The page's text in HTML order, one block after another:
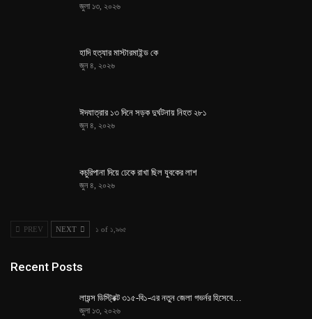
জুলা ১৩, ২০২৬
হাদি হত্যার মাস্টারমাইন্ড কে
জুন ৪, ২০২৬
ঈদযাত্রার ১৩ দিনে সড়ক দুর্ঘটনায় নিহত ২৮১
জুন ৪, ২০২৬
কচুরিপানা দিয়ে ঢেকে রাখা ছিল যুবকের লাশ
জুন ৪, ২০২৬
PREV NEXT ১ of ১,৯৬৫
Recent Posts
লায়ন্স ডিস্ট্রিক্ট ৩১৫-বি১-এর নতুন জেলা গভর্নর হিসেবে…
জুলা ১৩, ২০২৬